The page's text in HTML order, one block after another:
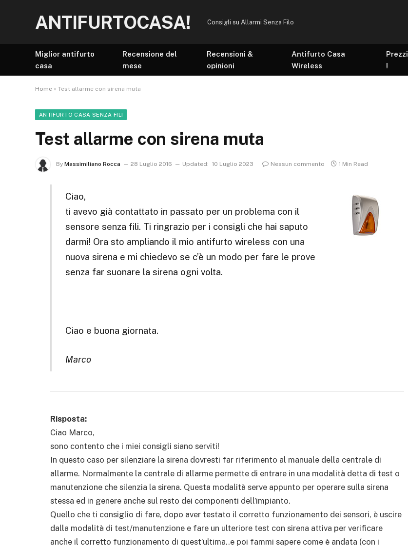
ANTIFURTOCASA! Consigli su Allarmi Senza Filo
Miglior antifurto
casa
Recensione del
mese
Recensioni &
opinioni
Antifurto Casa
Wireless
Prezzi
!
Home » Test allarme con sirena muta
ANTIFURTO CASA SENZA FILI
Test allarme con sirena muta
By Massimiliano Rocca 28 Luglio 2016 Updated: 10 Luglio 2023 Nessun commento 1 Min Read
Ciao,
ti avevo già contattato in passato per un problema con il
sensore senza fili. Ti ringrazio per i consigli che hai saputo
darmi! Ora sto ampliando il mio antifurto wireless con una
nuova sirena e mi chiedevo se c’è un modo per fare le prove
senza far suonare la sirena ogni volta.
Ciao e buona giornata.
Marco
Risposta:
Ciao Marco,
sono contento che i miei consigli siano serviti!
In questo caso per silenziare la sirena dovresti far riferimento al manuale della centrale di
allarme. Normalmente la centrale di allarme permette di entrare in una modalità detta di test o
manutenzione che silenzia la sirena. Questa modalità serve appunto per operare sulla sirena
stessa ed in genere anche sul resto dei componenti dell’impianto.
Quello che ti consiglio di fare, dopo aver testato il corretto funzionamento dei sensori, è uscire
dalla modalità di test/manutenzione e fare un ulteriore test con sirena attiva per verificare
anche il corretto funzionamento di quest’ultima..e poi fammi sapere come è andata (con i